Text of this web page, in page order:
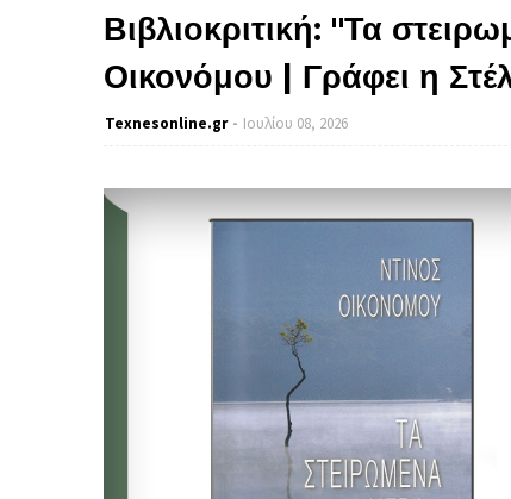
Βιβλιοκριτική: "Τα
Οικονόμου | Γράφει η
Texnesοnline.gr Ιουλίου 08, 2026